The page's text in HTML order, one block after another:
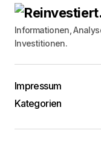
Informationen,
Investitionen.
Impressum
Kategorien